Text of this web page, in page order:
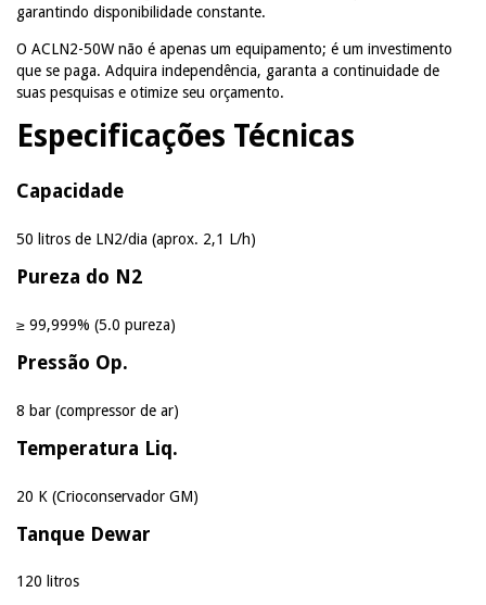
garantindo disponibilidade constante.
O ACLN2-50W não é apenas um equipamento; é um investimento
que se paga. Adquira independência, garanta a continuidade de
suas pesquisas e otimize seu orçamento.
Especificações Técnicas
Capacidade
50 litros de LN2/dia (aprox. 2,1 L/h)
Pureza do N2
≥ 99,999% (5.0 pureza)
Pressão Op.
8 bar (compressor de ar)
Temperatura Liq.
20 K (Crioconservador GM)
Tanque Dewar
120 litros